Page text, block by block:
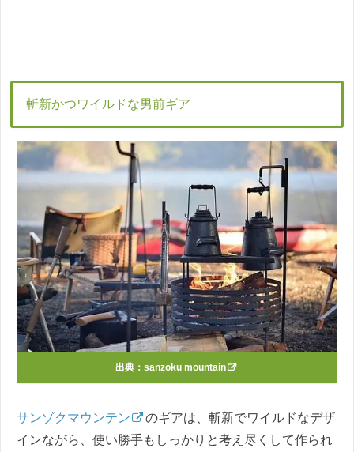
斬新かつワイルドな男前ギア
出典： sanzoku mountain
サンゾクマウンテン
のギアは、斬新でワイルドなデザ
インながら、使い勝手もしっかりと考え尽くして作られ